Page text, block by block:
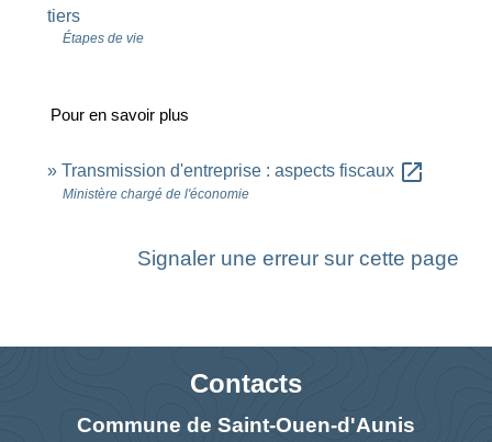
tiers
Étapes de vie
Pour en savoir plus
Transmission d'entreprise : aspects fiscaux open_in_new
Ministère chargé de l'économie
Signaler une erreur sur cette page
Contacts
Commune de Saint-Ouen-d'Aunis